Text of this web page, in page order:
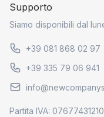
Supporto
Siamo disponibili dal
+39 081 868 02 97
+39 335 79 06 941
Partita IVA: 07677431210